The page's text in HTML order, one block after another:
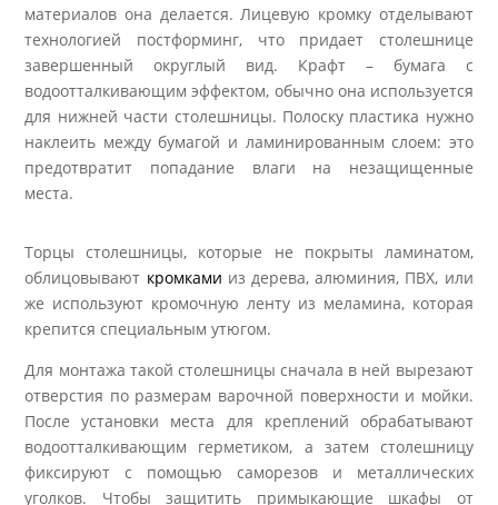
материалов она делается. Лицевую кромку отделывают
технологией постформинг, что придает столешнице
завершенный округлый вид. Крафт – бумага с
водоотталкивающим эффектом, обычно она используется
для нижней части столешницы. Полоску пластика нужно
наклеить между бумагой и ламинированным слоем: это
предотвратит попадание влаги на незащищенные
места.
Торцы столешницы, которые не покрыты ламинатом,
облицовывают кромками из дерева, алюминия, ПВХ, или
же используют кромочную ленту из меламина, которая
крепится специальным утюгом.
Для монтажа такой столешницы сначала в ней вырезают
отверстия по размерам варочной поверхности и мойки.
После установки места для креплений обрабатывают
водоотталкивающим герметиком, а затем столешницу
фиксируют с помощью саморезов и металлических
уголков. Чтобы защитить примыкающие шкафы от